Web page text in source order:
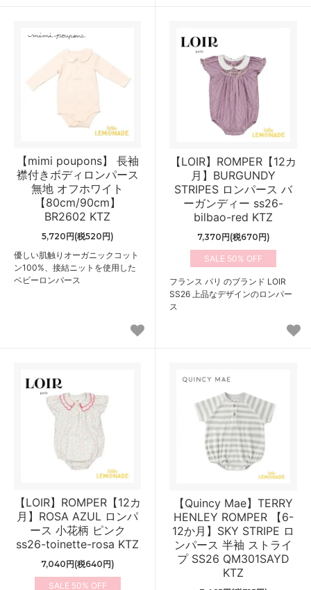
【mimi poupons】 長袖
襟付きボディロンパース
無地 オフホワイト
【80cm/90cm】
BR2602 KTZ
5,720円(税520円)
優しい肌触りオーガニックコット
ン100%、接結ニットを使用した
ベビーロンパース
【LOIR】ROMPER【12カ
月】BURGUNDY
STRIPES ロンパース バ
ーガンディー ss26-
bilbao-red KTZ
7,370円(税670円)
50%
フランス パリ のブランド LOIR
SS26 上品なデザインのロンパー
ス
【LOIR】ROMPER【12カ
月】ROSA AZUL ロンパ
ース 小花柄 ピンク
ss26-toinette-rosa KTZ
7,040円(税640円)
50%
【Quincy Mae】TERRY
HENLEY ROMPER 【6-
12か月】SKY STRIPE ロ
ンパース 半袖 ストライ
プ SS26 QM301SAYD
KTZ